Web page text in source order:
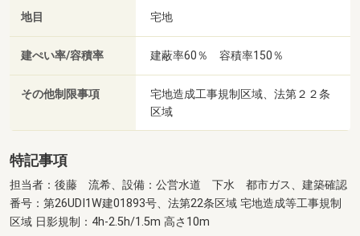
地目 宅地
建ぺい率/容積率 建蔽率60％ 容積率150％
その他制限事項
宅地造成工事規制区域、法第２２条
区域
特記事項
担当者：後藤 流希、設備：公営水道 下水 都市ガス、建築確認
番号：第26UDI1W建01893号、法第22条区域 宅地造成等工事規制
区域 日影規制：4h-2.5h/1.5m 高さ10m